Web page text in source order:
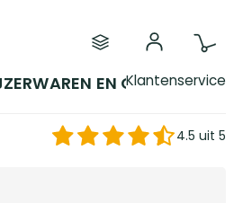
EN GEREEDSCHAP
Klantenservice
4.5 uit 5